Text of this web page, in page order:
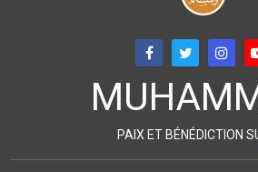
PAIX ET BÉNÉDICTION